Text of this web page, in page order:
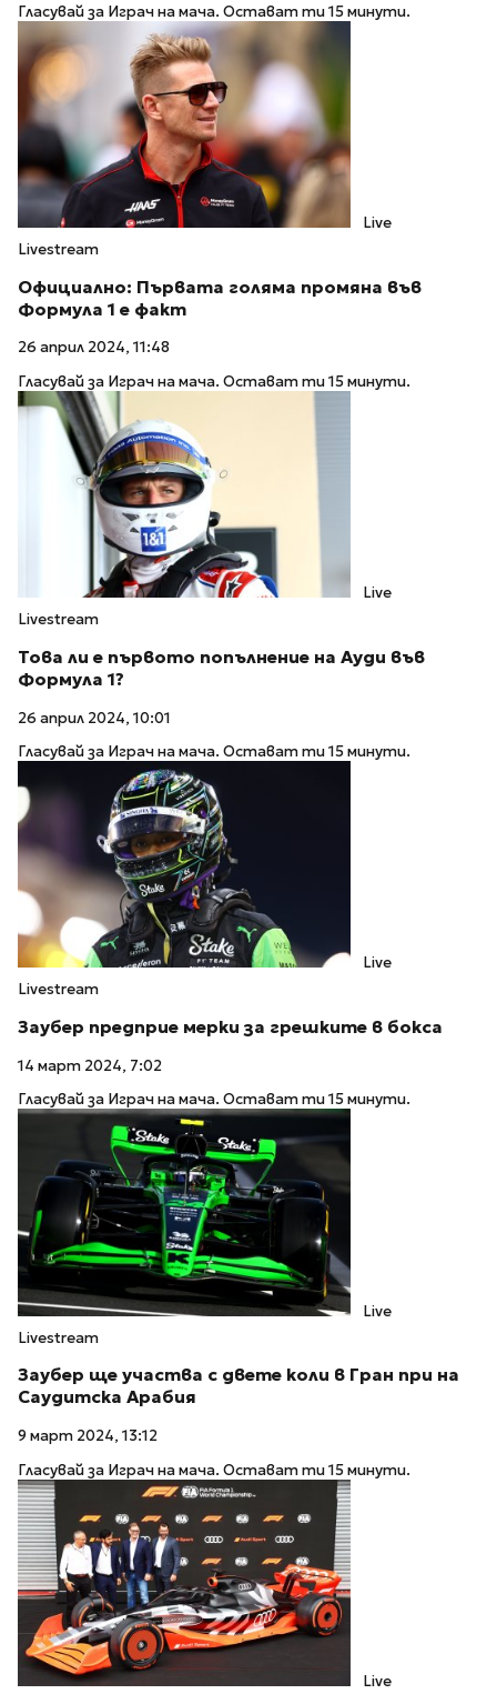
Гласувай за Играч на мача. Остават ти 15 минути.
Live
Livestream
Официално: Първата голяма промяна във
Формула 1 е факт
26 април 2024, 11:48
Гласувай за Играч на мача. Остават ти 15 минути.
Live
Livestream
Това ли е първото попълнение на Ауди във
Формула 1?
26 април 2024, 10:01
Гласувай за Играч на мача. Остават ти 15 минути.
Live
Livestream
Заубер предприе мерки за грешките в бокса
14 март 2024, 7:02
Гласувай за Играч на мача. Остават ти 15 минути.
Live
Livestream
Заубер ще участва с двете коли в Гран при на
Саудитска Арабия
9 март 2024, 13:12
Гласувай за Играч на мача. Остават ти 15 минути.
Live